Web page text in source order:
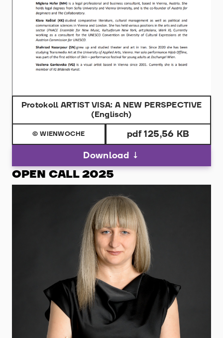
Protokoll ARTIST VISA: A NEW PERSPECTIVE
(Englisch)
© WIENWOCHE
pdf 125,56 KB
Download
OPEN CALL 2025